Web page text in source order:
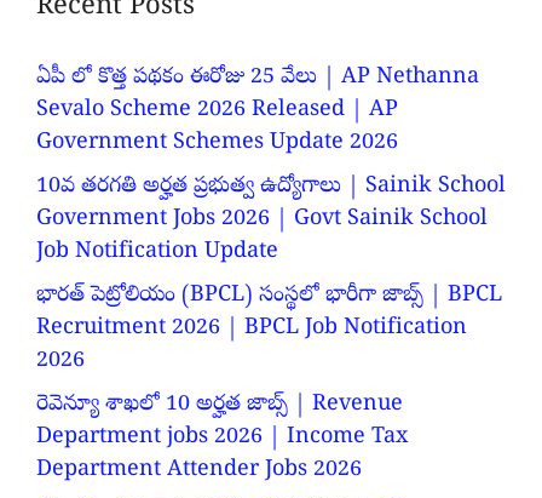
Recent Posts
ఏపీ లో కొత్త పథకం ఈరోజు 25 వేలు | AP Nethanna
Sevalo Scheme 2026 Released | AP
Government Schemes Update 2026
10వ తరగతి అర్హత ప్రభుత్వ ఉద్యోగాలు | Sainik School
Government Jobs 2026 | Govt Sainik School
Job Notification Update
భారత్ పెట్రోలియం (BPCL) సంస్థలో భారీగా జాబ్స్ | BPCL
Recruitment 2026 | BPCL Job Notification
2026
రెవెన్యూ శాఖలో 10 అర్హత జాబ్స్ | Revenue
Department jobs 2026 | Income Tax
Department Attender Jobs 2026